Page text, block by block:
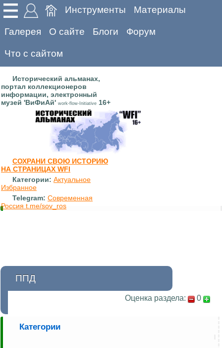
Инструменты Материалы
Галерея О сайте Блоги Форум
Что с сайтом
Исторический альманах,
портал коллекционеров
информации, электронный
музей 'ВиФиАй' work-flow-Initiative 16+
СОХРАНИ СВОЮ ИСТОРИЮ
НА СТРАНИЦАХ WFI
Категории: Актуальное
Избранное
Telegram: Современная
Россия t.me/sov_ros
ППД
Оценка раздела: 0
Категории